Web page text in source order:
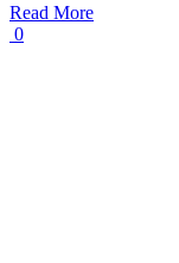
Read More
0